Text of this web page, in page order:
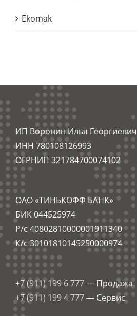
Ekomak
ИП Воронин Илья Георгиевич
ИНН 780108126993
ОГРНИП 321784700074102
ОАО «ТИНЬКОФФ БАНК»
БИК 044525974
Р/с 40802810000001911340
К/с 30101810145250000974
+7 (911) 199 6 777— Продажа
+7 (911) 199 4 777— Сервис